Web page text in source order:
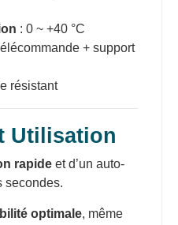
: 0 ~ +40 °C
+ support
résistant
Utilisation
rapide et d’un auto-
secondes.
optimale, même